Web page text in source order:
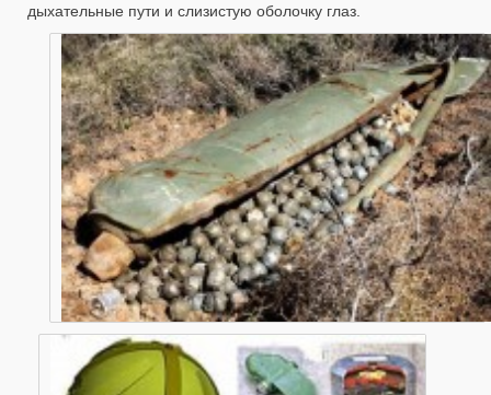
дыхательные пути и слизистую оболочку глаз.